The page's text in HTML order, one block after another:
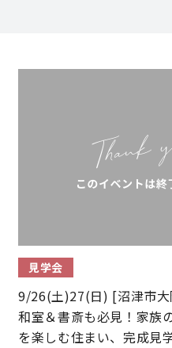
見学会
9/26(土)27(日) [沼津市大
和室＆書斎も必見！家族
を楽しむ住まい、完成見